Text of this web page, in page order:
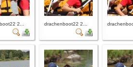
2... drachenboot22 2...